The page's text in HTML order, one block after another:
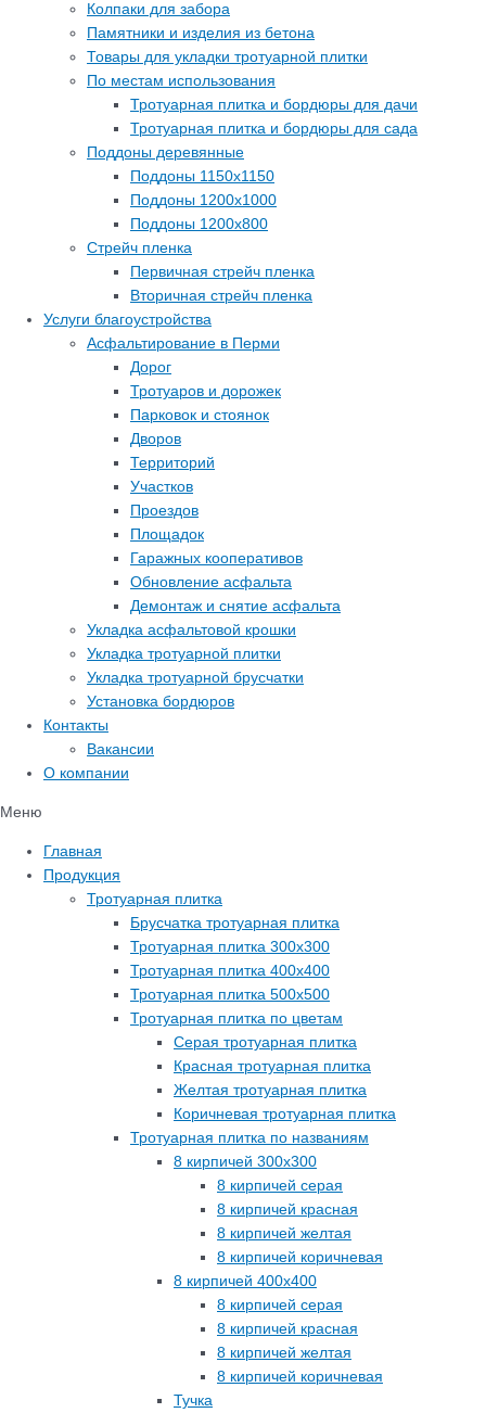
Колпаки для забора
Памятники и изделия из бетона
Товары для укладки тротуарной плитки
По местам использования
Тротуарная плитка и бордюры для дачи
Тротуарная плитка и бордюры для сада
Поддоны деревянные
Поддоны 1150х1150
Поддоны 1200х1000
Поддоны 1200х800
Стрейч пленка
Первичная стрейч пленка
Вторичная стрейч пленка
Услуги благоустройства
Асфальтирование в Перми
Дорог
Тротуаров и дорожек
Парковок и стоянок
Дворов
Территорий
Участков
Проездов
Площадок
Гаражных кооперативов
Обновление асфальта
Демонтаж и снятие асфальта
Укладка асфальтовой крошки
Укладка тротуарной плитки
Укладка тротуарной брусчатки
Установка бордюров
Контакты
Вакансии
О компании
Меню
Главная
Продукция
Тротуарная плитка
Брусчатка тротуарная плитка
Тротуарная плитка 300х300
Тротуарная плитка 400х400
Тротуарная плитка 500х500
Тротуарная плитка по цветам
Серая тротуарная плитка
Красная тротуарная плитка
Желтая тротуарная плитка
Коричневая тротуарная плитка
Тротуарная плитка по названиям
8 кирпичей 300х300
8 кирпичей серая
8 кирпичей красная
8 кирпичей желтая
8 кирпичей коричневая
8 кирпичей 400х400
8 кирпичей серая
8 кирпичей красная
8 кирпичей желтая
8 кирпичей коричневая
Тучка